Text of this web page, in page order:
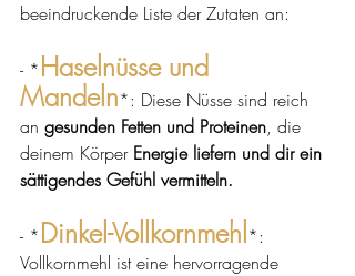
beeindruckende Liste der Zutaten an:
- *Haselnüsse und
Mandeln*: Diese Nüsse sind reich
an gesunden Fetten und Proteinen, die
deinem Körper Energie liefern und dir ein
sättigendes Gefühl vermitteln.
- *Dinkel-Vollkornmehl *:
Vollkornmehl ist eine hervorragende